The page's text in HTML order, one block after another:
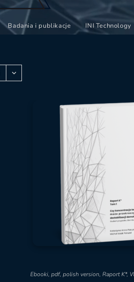
Badania i publikacje INI Technology
Ebooki,pdf,polish version,Raport K*,